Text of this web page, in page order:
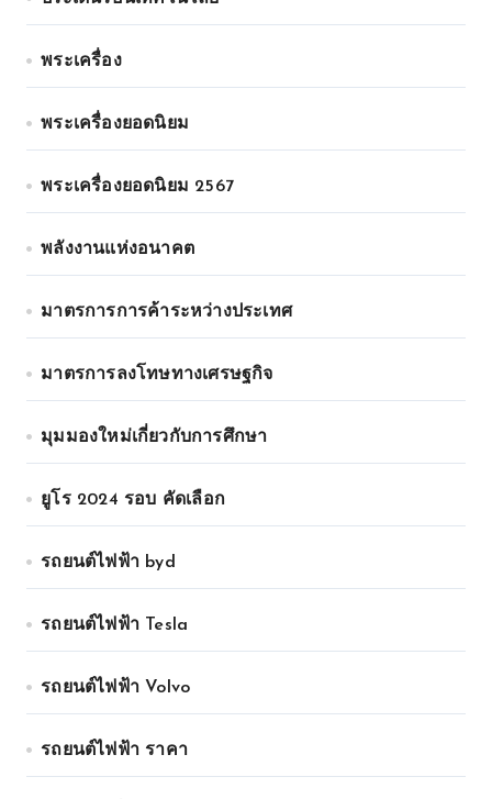
พระเครื่อง
พระเครื่องยอดนิยม
พระเครื่องยอดนิยม 2567
พลังงานแห่งอนาคต
มาตรการการค้าระหว่างประเทศ
มาตรการลงโทษทางเศรษฐกิจ
มุมมองใหม่เกี่ยวกับการศึกษา
ยูโร 2024 รอบ คัดเลือก
รถยนต์ไฟฟ้า byd
รถยนต์ไฟฟ้า Tesla
รถยนต์ไฟฟ้า Volvo
รถยนต์ไฟฟ้า ราคา